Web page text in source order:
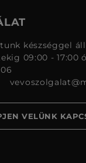
készséggel
09:00 - 17:00
VELÜNK